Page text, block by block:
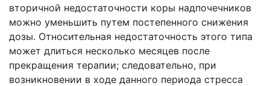
вторичной недостаточности коры надпочечников
можно уменьшить путем постепенного снижения
дозы. Относительная недостаточность этого типа
может длиться несколько месяцев после
прекращения терапии; следовательно, при
возникновении в ходе данного периода стресса